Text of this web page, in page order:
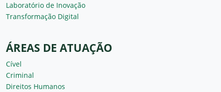
Laboratório de Inovação
Transformação Digital
ÁREAS DE ATUAÇÃO
Cível
Criminal
Direitos Humanos